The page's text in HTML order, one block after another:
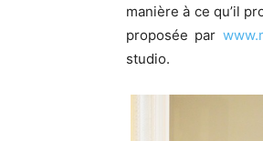
manière à ce qu’il
proposée par
studio.